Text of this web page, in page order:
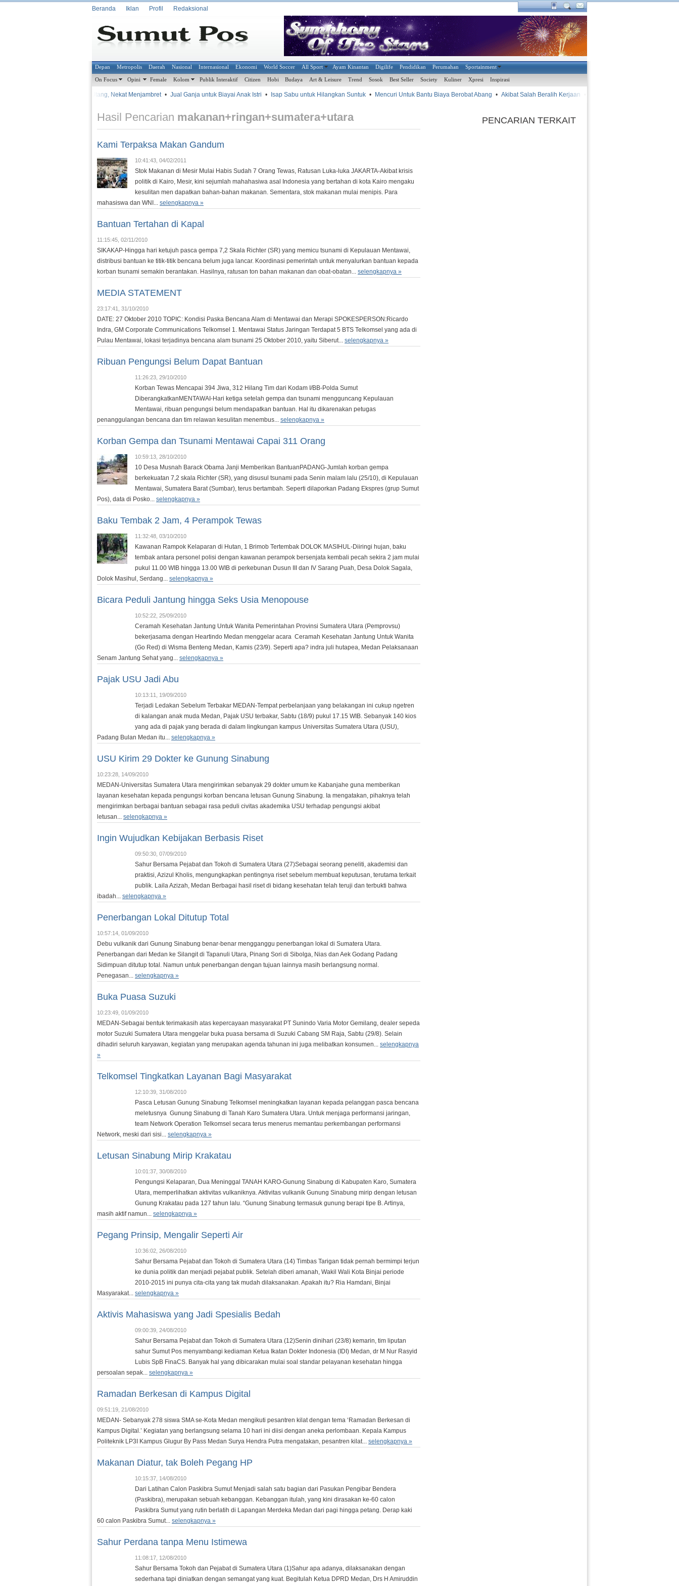
Beranda Iklan Profil Redaksional
Depan Metropolis Daerah Nasional Internasional Ekonomi World Soccer All Sport Ayam Kinantan Digilife Pendidikan Perumahan Sportainment
On Focus Opini Female Kolom Publik Interaktif Citizen Hobi Budaya Art & Leisure Trend Sosok Best Seller Society Kuliner Xpresi Inspirasi
Terlilit Utang, Nekat Menjambret • Jual Ganja untuk Biayai Anak Istri • Isap Sabu untuk Hilangkan Suntuk • Mencuri Untuk Bantu Biaya Berobat Abang • Akibat Salah Beralih Kerjaan • AYAM KINANTAN
Hasil Pencarian makanan+ringan+sumatera+utara
Kami Terpaksa Makan Gandum
10:41:43, 04/02/2011
Stok Makanan di Mesir Mulai Habis Sudah 7 Orang Tewas, Ratusan Luka-luka JAKARTA-Akibat krisis
politik di Kairo, Mesir, kini sejumlah mahahasiwa asal Indonesia yang bertahan di kota Kairo mengaku
kesulitan men dapatkan bahan-bahan makanan. Sementara, stok makanan mulai menipis. Para
mahasiswa dan WNI... selengkapnya »
Bantuan Tertahan di Kapal
11:15:45, 02/11/2010
SIKAKAP-Hingga hari ketujuh pasca gempa 7,2 Skala Richter (SR) yang memicu tsunami di Kepulauan Mentawai,
distribusi bantuan ke titik-titik bencana belum juga lancar. Koordinasi pemerintah untuk menyalurkan bantuan kepada
korban tsunami semakin berantakan. Hasilnya, ratusan ton bahan makanan dan obat-obatan... selengkapnya »
MEDIA STATEMENT
23:17:41, 31/10/2010
DATE: 27 Oktober 2010 TOPIC: Kondisi Paska Bencana Alam di Mentawai dan Merapi SPOKESPERSON:Ricardo
Indra, GM Corporate Communications Telkomsel 1. Mentawai Status Jaringan Terdapat 5 BTS Telkomsel yang ada di
Pulau Mentawai, lokasi terjadinya bencana alam tsunami 25 Oktober 2010, yaitu Siberut... selengkapnya »
Ribuan Pengungsi Belum Dapat Bantuan
11:26:23, 29/10/2010
Korban Tewas Mencapai 394 Jiwa, 312 Hilang Tim dari Kodam I/BB-Polda Sumut
DiberangkatkanMENTAWAI-Hari ketiga setelah gempa dan tsunami mengguncang Kepulauan
Mentawai, ribuan pengungsi belum mendapatkan bantuan. Hal itu dikarenakan petugas
penanggulangan bencana dan tim relawan kesulitan menembus... selengkapnya »
Korban Gempa dan Tsunami Mentawai Capai 311 Orang
10:59:13, 28/10/2010
10 Desa Musnah Barack Obama Janji Memberikan BantuanPADANG-Jumlah korban gempa
berkekuatan 7,2 skala Richter (SR), yang disusul tsunami pada Senin malam lalu (25/10), di Kepulauan
Mentawai, Sumatera Barat (Sumbar), terus bertambah. Seperti dilaporkan Padang Ekspres (grup Sumut
Pos), data di Posko... selengkapnya »
Baku Tembak 2 Jam, 4 Perampok Tewas
11:32:48, 03/10/2010
Kawanan Rampok Kelaparan di Hutan, 1 Brimob Tertembak DOLOK MASIHUL-Diiringi hujan, baku
tembak antara personel polisi dengan kawanan perampok bersenjata kembali pecah sekira 2 jam mulai
pukul 11.00 WIB hingga 13.00 WIB di perkebunan Dusun III dan IV Sarang Puah, Desa Dolok Sagala,
Dolok Masihul, Serdang... selengkapnya »
Bicara Peduli Jantung hingga Seks Usia Menopouse
10:52:22, 25/09/2010
Ceramah Kesehatan Jantung Untuk Wanita Pemerintahan Provinsi Sumatera Utara (Pemprovsu)
bekerjasama dengan Heartindo Medan menggelar acara Ceramah Kesehatan Jantung Untuk Wanita
(Go Red) di Wisma Benteng Medan, Kamis (23/9). Seperti apa? indra juli hutapea, Medan Pelaksanaan
Senam Jantung Sehat yang... selengkapnya »
Pajak USU Jadi Abu
10:13:11, 19/09/2010
Terjadi Ledakan Sebelum Terbakar MEDAN-Tempat perbelanjaan yang belakangan ini cukup ngetren
di kalangan anak muda Medan, Pajak USU terbakar, Sabtu (18/9) pukul 17.15 WIB. Sebanyak 140 kios
yang ada di pajak yang berada di dalam lingkungan kampus Universitas Sumatera Utara (USU),
Padang Bulan Medan itu... selengkapnya »
USU Kirim 29 Dokter ke Gunung Sinabung
10:23:28, 14/09/2010
MEDAN-Universitas Sumatera Utara mengirimkan sebanyak 29 dokter umum ke Kabanjahe guna memberikan
layanan kesehatan kepada pengungsi korban bencana letusan Gunung Sinabung. Ia mengatakan, pihaknya telah
mengirimkan berbagai bantuan sebagai rasa peduli civitas akademika USU terhadap pengungsi akibat
letusan... selengkapnya »
Ingin Wujudkan Kebijakan Berbasis Riset
09:50:30, 07/09/2010
Sahur Bersama Pejabat dan Tokoh di Sumatera Utara (27)Sebagai seorang peneliti, akademisi dan
praktisi, Azizul Kholis, mengungkapkan pentingnya riset sebelum membuat keputusan, terutama terkait
publik. Laila Azizah, Medan Berbagai hasil riset di bidang kesehatan telah teruji dan terbukti bahwa
ibadah... selengkapnya »
Penerbangan Lokal Ditutup Total
10:57:14, 01/09/2010
Debu vulkanik dari Gunung Sinabung benar-benar mengganggu penerbangan lokal di Sumatera Utara.
Penerbangan dari Medan ke Silangit di Tapanuli Utara, Pinang Sori di Sibolga, Nias dan Aek Godang Padang
Sidimpuan ditutup total. Namun untuk penerbangan dengan tujuan lainnya masih berlangsung normal.
Penegasan... selengkapnya »
Buka Puasa Suzuki
10:23:49, 01/09/2010
MEDAN-Sebagai bentuk terimakasih atas kepercayaan masyarakat PT Sunindo Varia Motor Gemilang, dealer sepeda
motor Suzuki Sumatera Utara menggelar buka puasa bersama di Suzuki Cabang SM Raja, Sabtu (29/8). Selain
dihadiri seluruh karyawan, kegiatan yang merupakan agenda tahunan ini juga melibatkan konsumen... selengkapnya
»
Telkomsel Tingkatkan Layanan Bagi Masyarakat
12:10:39, 31/08/2010
Pasca Letusan Gunung Sinabung Telkomsel meningkatkan layanan kepada pelanggan pasca bencana
meletusnya Gunung Sinabung di Tanah Karo Sumatera Utara. Untuk menjaga performansi jaringan,
team Network Operation Telkomsel secara terus menerus memantau perkembangan performansi
Network, meski dari sisi... selengkapnya »
Letusan Sinabung Mirip Krakatau
10:01:37, 30/08/2010
Pengungsi Kelaparan, Dua Meninggal TANAH KARO-Gunung Sinabung di Kabupaten Karo, Sumatera
Utara, memperlihatkan aktivitas vulkaniknya. Aktivitas vulkanik Gunung Sinabung mirip dengan letusan
Gunung Krakatau pada 127 tahun lalu. “Gunung Sinabung termasuk gunung berapi tipe B. Artinya,
masih aktif namun... selengkapnya »
Pegang Prinsip, Mengalir Seperti Air
10:36:02, 26/08/2010
Sahur Bersama Pejabat dan Tokoh di Sumatera Utara (14) Timbas Tarigan tidak pernah bermimpi terjun
ke dunia politik dan menjadi pejabat publik. Setelah diberi amanah, Wakil Wali Kota Binjai periode
2010-2015 ini punya cita-cita yang tak mudah dilaksanakan. Apakah itu? Ria Hamdani, Binjai
Masyarakat... selengkapnya »
Aktivis Mahasiswa yang Jadi Spesialis Bedah
09:00:39, 24/08/2010
Sahur Bersama Pejabat dan Tokoh di Sumatera Utara (12)Senin dinihari (23/8) kemarin, tim liputan
sahur Sumut Pos menyambangi kediaman Ketua Ikatan Dokter Indonesia (IDI) Medan, dr M Nur Rasyid
Lubis SpB FinaCS. Banyak hal yang dibicarakan mulai soal standar pelayanan kesehatan hingga
persoalan sepak... selengkapnya »
Ramadan Berkesan di Kampus Digital
09:51:19, 21/08/2010
MEDAN- Sebanyak 278 siswa SMA se-Kota Medan mengikuti pesantren kilat dengan tema ‘Ramadan Berkesan di
Kampus Digital.’ Kegiatan yang berlangsung selama 10 hari ini diisi dengan aneka perlombaan. Kepala Kampus
Politeknik LP3I Kampus Glugur By Pass Medan Surya Hendra Putra mengatakan, pesantren kilat... selengkapnya »
Makanan Diatur, tak Boleh Pegang HP
10:15:37, 14/08/2010
Dari Latihan Calon Paskibra Sumut Menjadi salah satu bagian dari Pasukan Pengibar Bendera
(Paskibra), merupakan sebuah kebanggan. Kebanggan itulah, yang kini dirasakan ke-60 calon
Paskibra Sumut yang rutin berlatih di Lapangan Merdeka Medan dari pagi hingga petang. Derap kaki
60 calon Paskibra Sumut... selengkapnya »
Sahur Perdana tanpa Menu Istimewa
11:08:17, 12/08/2010
Sahur Bersama Tokoh dan Pejabat di Sumatera Utara (1)Sahur apa adanya, dilaksanakan dengan
sederhana tapi diniatkan dengan semangat yang kuat. Begitulah Ketua DPRD Medan, Drs H Amiruddin
PENCARIAN TERKAIT